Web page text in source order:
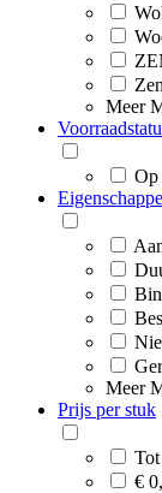
Meer
Op
Meer
Prijs per stuk
€